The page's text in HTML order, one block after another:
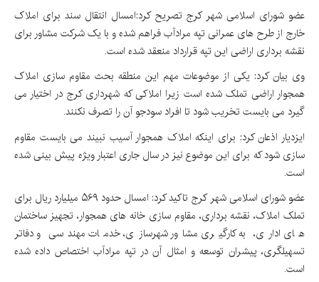
عضو شورای اسلامی شهر کرج تصریح کرد:امسال انتقال سند برای املاک
خارج از طرح های عمرانی تپه مرادآب فراهم شده و با یک شرکت مشاور برای
نقشه برداری اراضی این تپه قرارداد منعقد شده است.
وی بیان کرد: یکی از موضوعات مهم این منطقه بحث مقاوم سازی املاک
همجوار اراضی تملک شده است زیرا املاکی که شهرداری کرج در اختیار می
گیرد می بایست تخریب شود تا افراد سودجو آن را تصرف نکنند.
ایزدیار اذعان کرد: ‌برای اینکه املاک همجوار آسیب نبیند می بایست مقاوم
سازی شود که برای این موضوع نیز در سال جاری اعتبار ویژه پیش بینی شده
است.
عضو شورای اسلامی شهر کرج تاکید کرد: امسال حدود ۵۶۹ میلیارد ریال برای
تملک املاک، نقشه برداری، مقاوم سازی خانه های همجوار، ‌تجهیز ساختمان
های اداری، به کارگیری مشاور شهرسازی، خدمات مهندسی و دفاتر
تسهیلگری، پیشران توسعه و امثال آن در تپه مرادآب اختصاص داده شده
است.